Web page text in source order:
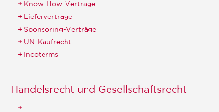
Know-How-Verträge
Lieferverträge
Sponsoring-Verträge
UN-Kaufrecht
Incoterms
Handelsrecht und Gesellschaftsrecht